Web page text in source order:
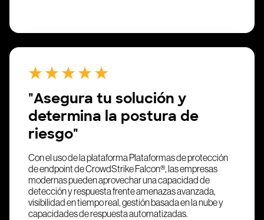
"Asegura tu solución y
determina la postura de
riesgo"
Con el uso de la plataforma Plataformas de protección
de endpoint de CrowdStrike Falcon®, las empresas
modernas pueden aprovechar una capacidad de
detección y respuesta frente amenazas avanzada,
visibilidad en tiempo real, gestión basada en la nube y
capacidades de respuesta automatizadas.